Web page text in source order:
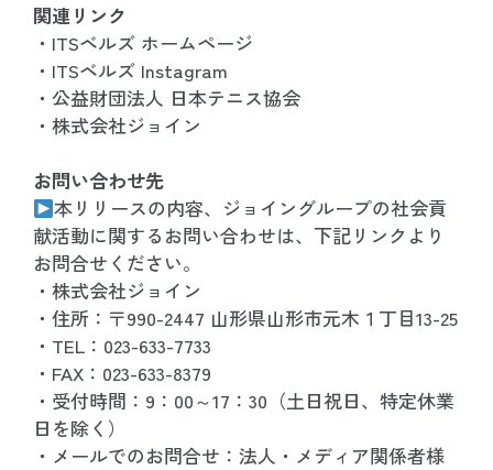
関連リンク
・ ITSベルズ ホームページ
・ ITSベルズ Instagram
・ 公益財団法人 日本テニス協会
・ 株式会社ジョイン
お問い合わせ先
本リリースの内容、ジョイングループの社会貢
献活動に関するお問い合わせは、下記リンクより
お問合せください。
・株式会社ジョイン
・住所：〒990-2447 山形県山形市元木１丁目13-25
・TEL：023-633-7733
・FAX：023-633-8379
・受付時間：9：00～17：30（土日祝日、特定休業
日を除く）
・メールでのお問合せ： 法人・メディア関係者様